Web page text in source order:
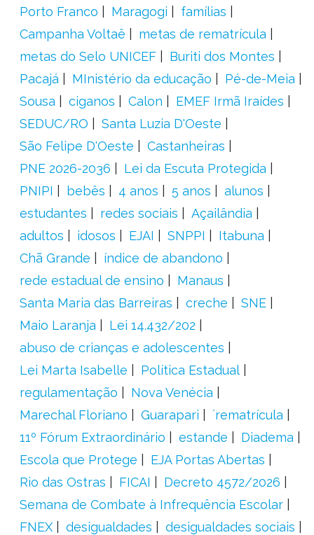
Porto Franco
Maragogi
famílias
Campanha Voltaê
metas de rematrícula
metas do Selo UNICEF
Buriti dos Montes
Pacajá
MInistério da educação
Pé-de-Meia
Sousa
ciganos Calon
EMEF Irmã Iraídes
SEDUC/RO
Santa Luzia D'Oeste
São Felipe D'Oeste
Castanheiras
PNE 2026-2036
Lei da Escuta Protegida
PNIPI
bebês 4 anos 5 anos
alunos
estudantes
redes sociais
Açailândia
adultos
idosos EJAI SNPPI
Itabuna
Chã Grande
índice de abandono
rede estadual de ensino
Manaus
Santa Maria das Barreiras
creche
SNE
Maio Laranja
Lei 14.432/202
abuso de crianças e adolescentes
Lei Marta Isabelle
Política Estadual
regulamentação
Nova Venécia
Marechal Floriano
Guarapari
´rematrícula
11º Fórum Extraordinário
estande
Diadema
Escola que Protege
EJA Portas Abertas
Rio das Ostras
FICAI
Decreto 4572/2026
Semana de Combate à Infrequência Escolar
FNEX
desigualdades
desigualdades sociais